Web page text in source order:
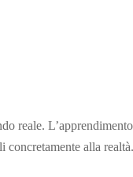
reale.
concretamente alla realtà.